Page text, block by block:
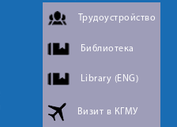
Трудоустройство
Библиотека
Library (ENG)
Визит в КГМУ